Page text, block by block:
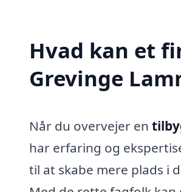
Hvad kan et
Grevinge
Når du overvejer en
har erfaring og
til at skabe mere plads i